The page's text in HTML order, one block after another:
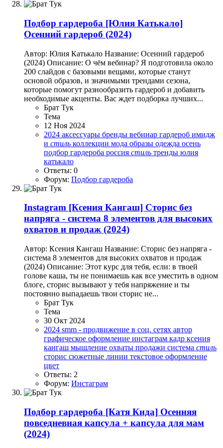
Подбор гардероба [Юлия Катькало]
Осенний гардероб (2024)
Автор: Юлия Катькало Название: Осенний гардероб
(2024) Описание: О чём вебинар? Я подготовила около
200 слайдов с базовыми вещами, которые станут
основой образов, и значимыми трендами сезона,
которые помогут разнообразить гардероб и добавить
необходимые акценты. Вас ждет подборка лучших...
Брат Тук
Тема
12 Ноя 2024
2024 аксессуары бренды вебинар гардероб имидж
и стиль коллекции мода образы одежда осень
подбор гардероба россия стиль тренды юлия
катькало
Ответы: 0
Форум: Подбор гардероба
Instagram [Ксения Кангаш] Сторис без
напряга - система 8 элементов для высоких
охватов и продаж (2024)
Автор: Ксения Кангаш Название: Сторис без напряга -
система 8 элементов для высоких охватов и продаж
(2024) Описание: Этот курс для тебя, если: в твоей
голове каша, ты не понимаешь как все уместить в одном
блоге, сторис вызывают у тебя напряжение и ты
постоянно выпадаешь твои сторис не...
Брат Тук
Тема
30 Окт 2024
2024 smm - продвижение в соц. сетях автор
графическое оформление инстаграм кадр ксения
кангаш мышление охваты продажи система стиль
сторис сюжетные линии текстовое оформление
цвет
Ответы: 2
Форум: Инстаграм
Подбор гардероба [Катя Кида] Осенняя
повседневная капсула + капсула для мам
(2024)